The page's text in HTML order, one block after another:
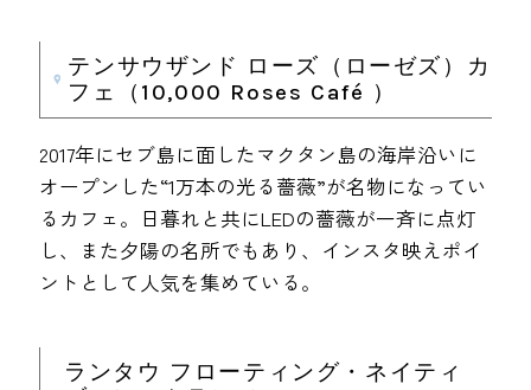
テンサウザンド ローズ（ローゼズ）カ
フェ（10,000 Roses Café ）
2017年にセブ島に面したマクタン島の海岸沿いに
オープンした“1万本の光る薔薇”が名物になってい
るカフェ。日暮れと共にLEDの薔薇が一斉に点灯
し、また夕陽の名所でもあり、インスタ映えポイ
ントとして人気を集めている。
ランタウ フローティング・ネイティ